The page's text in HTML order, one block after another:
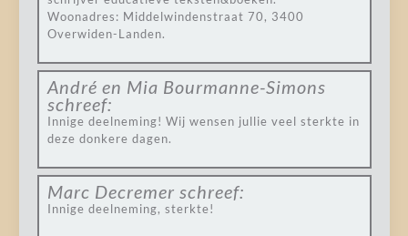
Woonadres: Middelwindenstraat 70, 3400
Overwiden-Landen.
André en Mia Bourmanne-Simons
schreef:
Innige deelneming! Wij wensen jullie veel sterkte in
deze donkere dagen.
Marc Decremer schreef:
Innige deelneming, sterkte!